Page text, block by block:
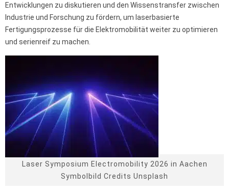
Entwicklungen zu diskutieren und den Wissenstransfer zwischen
Industrie und Forschung zu fördern, um laserbasierte
Fertigungsprozesse für die Elektromobilität weiter zu optimieren
und serienreif zu machen.
Laser Symposium Electromobility 2026 in Aachen
Symbolbild Credits Unsplash